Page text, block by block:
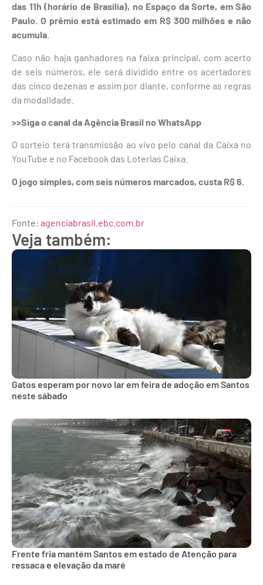
das 11h (horário de Brasília), no Espaço da Sorte, em São
Paulo. O prêmio está estimado em R$ 300 milhões e não
acumula
Caso não haja ganhadores na faixa principal, com acerto
de seis números, ele será dividido entre os acertadores
das cinco dezenas e assim por diante, conforme as regras
da modalidade.
>>Siga o canal da Agência Brasil no WhatsApp
O sorteio terá transmissão ao vivo pelo canal da Caixa no
YouTube e no Facebook das Loterias Caixa.
O jogo simples, com seis números marcados, custa R$ 6.
Fonte: agenciabrasil.ebc.com.br
Veja também:
Gatos esperam por novo lar em feira de adoção em Santos
neste sábado
Frente fria mantém Santos em estado de Atenção para
ressaca e elevação da maré